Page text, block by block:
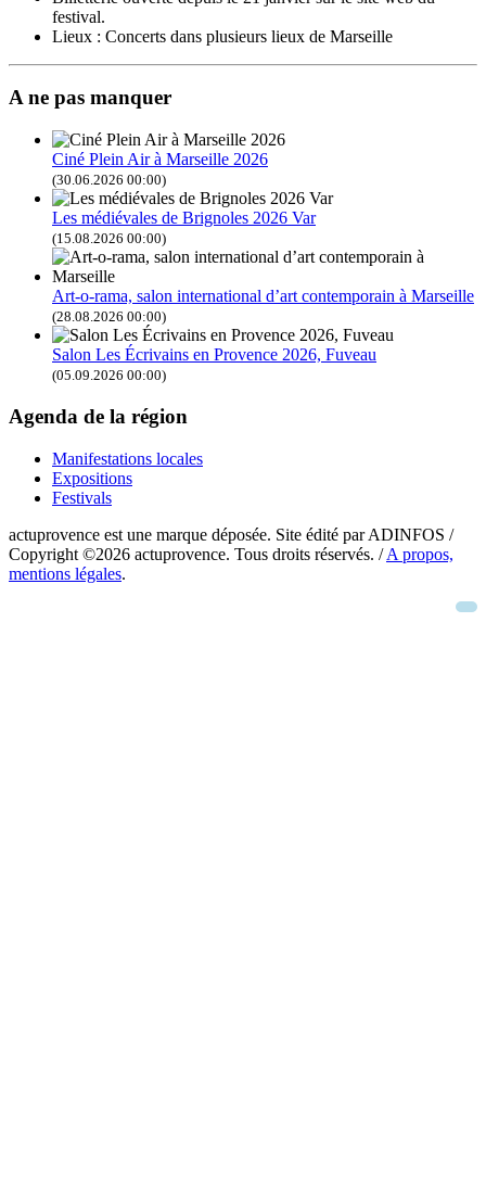
festival.
Lieux : Concerts dans plusieurs lieux de Marseille
A ne pas manquer
Ciné Plein Air à Marseille 2026
(30.06.2026 00:00)
Les médiévales de Brignoles 2026 Var
(15.08.2026 00:00)
Art-o-rama, salon international d’art contemporain à Marseille
(28.08.2026 00:00)
Salon Les Écrivains en Provence 2026, Fuveau
(05.09.2026 00:00)
Agenda de la région
Manifestations locales
Expositions
Festivals
actuprovence est une marque déposée. Site édité par ADINFOS /
Copyright ©2026 actuprovence. Tous droits réservés. /A propos,
mentions légales.